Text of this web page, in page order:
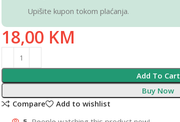
Upišite kupon tokom plaćanja.
18,00 KM
Add To Cart
Buy Now
Compare
Add to wishlist